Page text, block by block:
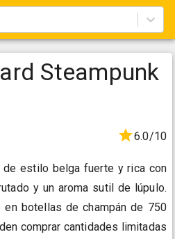
Steampunk
6.0/10
de estilo belga fuerte y rica con
y un aroma sutil de lúpulo.
en botellas de champán de 750
comprar cantidades limitadas